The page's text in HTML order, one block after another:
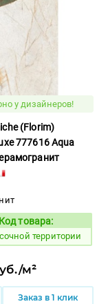
у дизайнеров!
(Florim)
777616 Aqua
965104
Код товара:
территории
м²
Заказ в 1 клик